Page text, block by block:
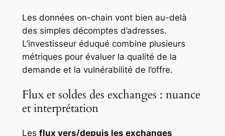
Les données on-chain vont bien au-delà
des simples décomptes d’adresses.
L’investisseur éduqué combine plusieurs
métriques pour évaluer la qualité de la
demande et la vulnérabilité de l’offre.
Flux et soldes des exchanges : nuance
et interprétation
Les flux vers/depuis les exchanges